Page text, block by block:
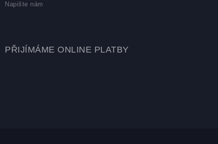
Napište nám
PŘIJÍMÁME ONLINE PLATBY